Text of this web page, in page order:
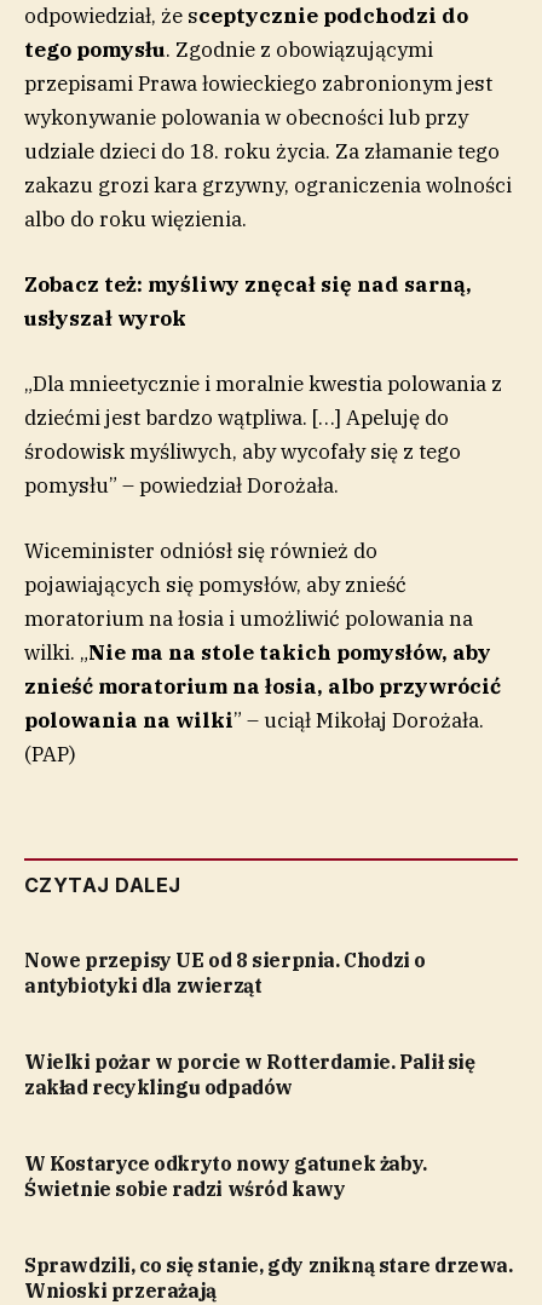
odpowiedział, że sceptycznie podchodzi do
tego pomysłu. Zgodnie z obowiązującymi
przepisami Prawa łowieckiego zabronionym jest
wykonywanie polowania w obecności lub przy
udziale dzieci do 18. roku życia. Za złamanie tego
zakazu grozi kara grzywny, ograniczenia wolności
albo do roku więzienia.
Zobacz też: myśliwy znęcał się nad sarną,
usłyszał wyrok
„Dla mnieetycznie i moralnie kwestia polowania z
dziećmi jest bardzo wątpliwa. […] Apeluję do
środowisk myśliwych, aby wycofały się z tego
pomysłu” – powiedział Dorożała.
Wiceminister odniósł się również do
pojawiających się pomysłów, aby znieść
moratorium na łosia i umożliwić polowania na
wilki. „Nie ma na stole takich pomysłów, aby
znieść moratorium na łosia, albo przywrócić
polowania na wilki” – uciął Mikołaj Dorożała.
(PAP)
CZYTAJ DALEJ
Nowe przepisy UE od 8 sierpnia. Chodzi o
antybiotyki dla zwierząt
Wielki pożar w porcie w Rotterdamie. Palił się
zakład recyklingu odpadów
W Kostaryce odkryto nowy gatunek żaby.
Świetnie sobie radzi wśród kawy
Sprawdzili, co się stanie, gdy znikną stare drzewa.
Wnioski przerażają